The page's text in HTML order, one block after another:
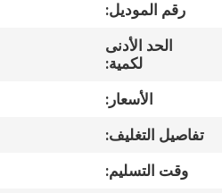
المصنع
مراقبة
الجودة
أخبار
رقم الموديل:
الحد الأدنى
لكمية:
الأسعار:
تفاصيل التغليف:
وقت التسليم: